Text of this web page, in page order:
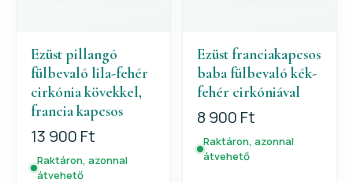
Ezüst pillangó
fülbevaló lila-fehér
cirkónia kövekkel,
francia kapcsos
13 900 Ft
Raktáron, azonnal
átvehető
Ezüst franciakapcsos
baba fülbevaló kék-
fehér cirkóniával
8 900 Ft
Raktáron, azonnal
átvehető